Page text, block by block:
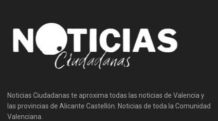
Noticias Ciudadanas te aproxima todas las noticias de Valencia y
las provincias de Alicante Castellón. Noticias de toda la Comunidad
Valenciana.